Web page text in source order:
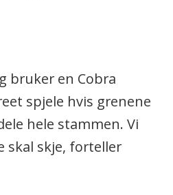
bruker en Cobra
spjele hvis grenene
hele stammen. Vi
skal skje, forteller